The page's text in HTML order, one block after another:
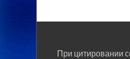
При цитировании